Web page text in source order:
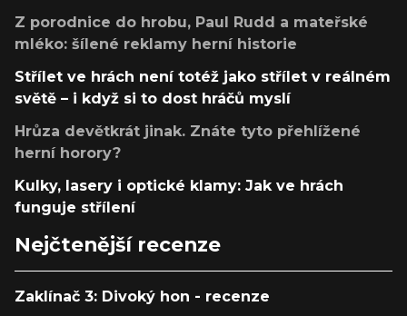
Z porodnice do hrobu, Paul Rudd a mateřské
mléko: šílené reklamy herní historie
Střílet ve hrách není totéž jako střílet v reálném
světě – i když si to dost hráčů myslí
Hrůza devětkrát jinak. Znáte tyto přehlížené
herní horory?
Kulky, lasery i optické klamy: Jak ve hrách
funguje střílení
Nejčtenější recenze
Zaklínač 3: Divoký hon - recenze